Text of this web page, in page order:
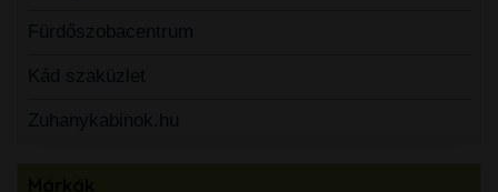
Fürdőszobacentrum
Kád szaküzlet
Zuhanykabinok.hu